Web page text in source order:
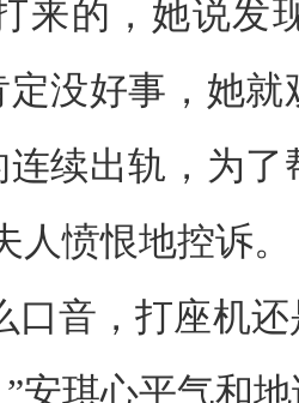
来的，她说发
没好事，她
续出轨，为
人愤恨地控诉。
口音，打座机
安琪心平气和